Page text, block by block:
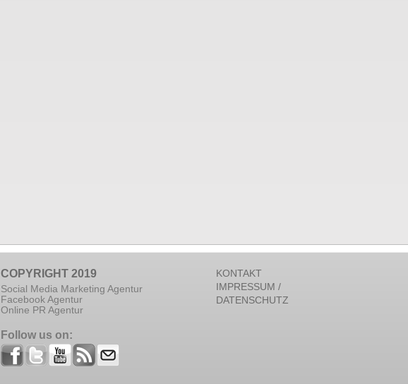
COPYRIGHT 2019
Social Media Marketing Agentur
Facebook Agentur
Online PR Agentur
Follow us on:
KONTAKT
IMPRESSUM /
DATENSCHUTZ